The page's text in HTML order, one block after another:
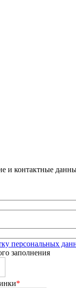
и контактные
персональных
заполнения
*